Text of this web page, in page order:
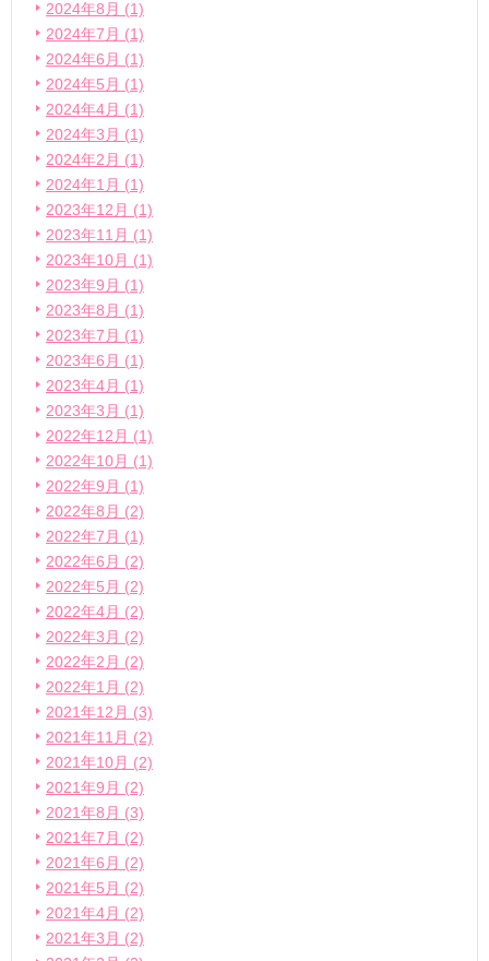
2024年8月 (1)
2024年7月 (1)
2024年6月 (1)
2024年5月 (1)
2024年4月 (1)
2024年3月 (1)
2024年2月 (1)
2024年1月 (1)
2023年12月 (1)
2023年11月 (1)
2023年10月 (1)
2023年9月 (1)
2023年8月 (1)
2023年7月 (1)
2023年6月 (1)
2023年4月 (1)
2023年3月 (1)
2022年12月 (1)
2022年10月 (1)
2022年9月 (1)
2022年8月 (2)
2022年7月 (1)
2022年6月 (2)
2022年5月 (2)
2022年4月 (2)
2022年3月 (2)
2022年2月 (2)
2022年1月 (2)
2021年12月 (3)
2021年11月 (2)
2021年10月 (2)
2021年9月 (2)
2021年8月 (3)
2021年7月 (2)
2021年6月 (2)
2021年5月 (2)
2021年4月 (2)
2021年3月 (2)